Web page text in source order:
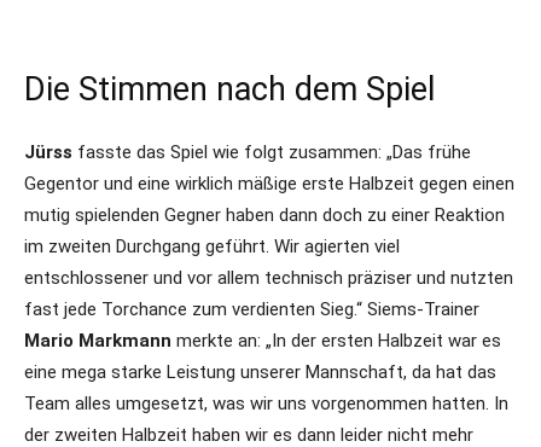
Die Stimmen nach dem Spiel
Jürss fasste das Spiel wie folgt zusammen: „Das frühe
Gegentor und eine wirklich mäßige erste Halbzeit gegen einen
mutig spielenden Gegner haben dann doch zu einer Reaktion
im zweiten Durchgang geführt. Wir agierten viel
entschlossener und vor allem technisch präziser und nutzten
fast jede Torchance zum verdienten Sieg.“ Siems-Trainer
Mario Markmann merkte an: „In der ersten Halbzeit war es
eine mega starke Leistung unserer Mannschaft, da hat das
Team alles umgesetzt, was wir uns vorgenommen hatten. In
der zweiten Halbzeit haben wir es dann leider nicht mehr